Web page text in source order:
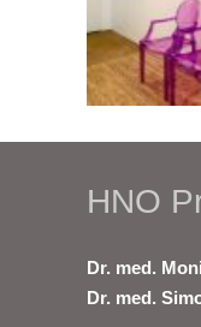
HNO
Dr. med.
Dr. med.